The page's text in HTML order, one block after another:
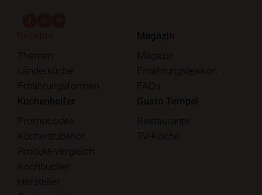
Themen
Länderküche
Ernährungsformen
Magazin
Magazin
Ernährungslexikon
FAQs
Küchenhelfer
Promocodes
Küchenzubehör
Produkt-Vergleich
Kochbücher
Hersteller
Gusto Tempel
Restaurants
TV-Köche